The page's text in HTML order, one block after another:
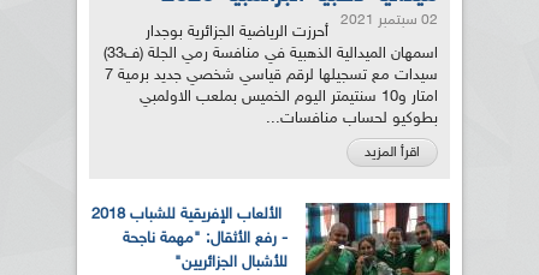
02 سبتمبر 2021
أحرزت الرياضية الجزائرية بوجدار
اسمهان الميدالية الذهبية في منافسة رمي الجلة (ف33)
سيدات مع تسجيلها لرقم قياسي شخصي جديد برمية 7
امتار و10 سنتيمتر اليوم الخميس بملعب الاولمبي
بطوكيو لحساب منافسات...
اقرأ المزيد
الألعاب الإفريقية للشباب 2018
- رفع الأثقال: "مهمة ناجحة
للأشبال الجزائريين"